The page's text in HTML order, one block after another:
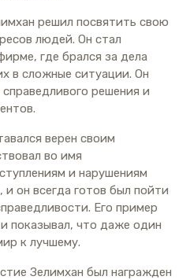
решил посвятить свою
людей. Он стал
где брался за дела
в сложные ситуации. Он
решения и
верен своим
во имя
и нарушениям
он всегда готов был пойти
Его пример
показывал, что даже один
к лучшему.
Зелимхан был награжден